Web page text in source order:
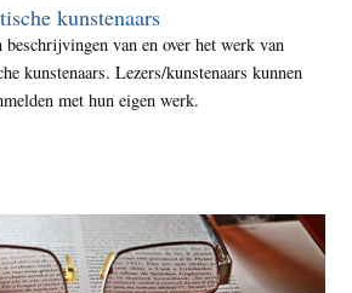
kunstenaars
van en over het werk van
kunstenaars. Lezers/kunstenaars kunnen
met hun eigen werk.